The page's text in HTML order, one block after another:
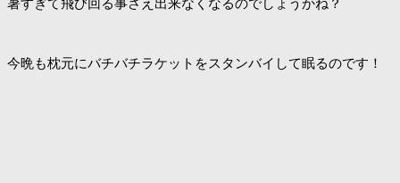
暑すぎて飛び回る事さえ出来なくなるのでしょうかね？
今晩も枕元にバチバチラケットをスタンバイして眠るのです！